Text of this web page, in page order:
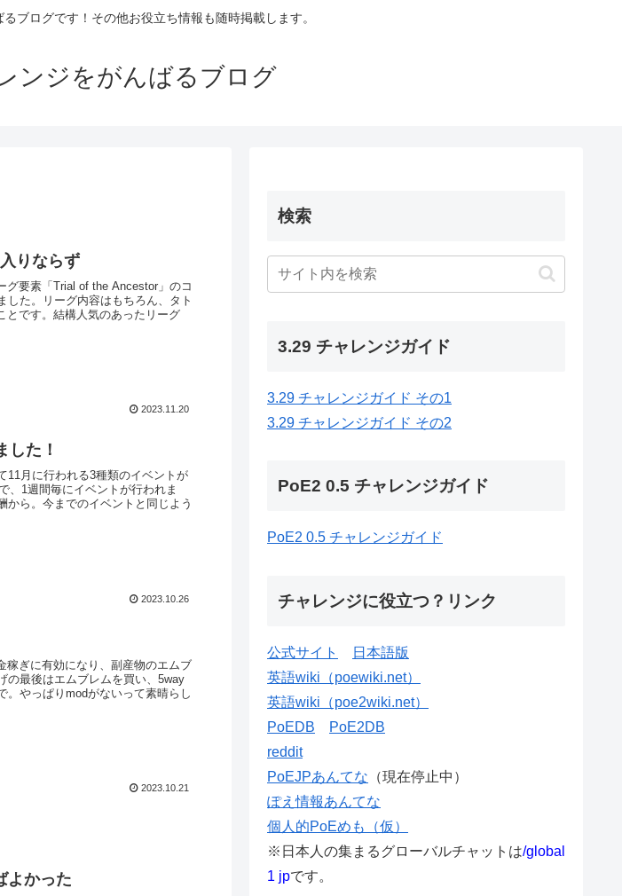
ブログです！その他お役立ち情報も随時掲載します。
ンジをがんばるブログ
りならず
グ要素「Trial of the Ancestor」のコ
した。リーグ内容はもちろん、タト
とです。結構人気のあったリーグ
2023.11.20
した！
11月に行われる3種類のイベントが
、1週間毎にイベントが行われま
から。今までのイベントと同じよう
2023.10.26
稼ぎに有効になり、副産物のエムブ
の最後はエムブレムを買い、5way
やっぱりmodがないって素晴らし
2023.10.21
よかった
検索
3.29 チャレンジガイド
3.29 チャレンジガイド その1
3.29 チャレンジガイド その2
PoE2 0.5 チャレンジガイド
PoE2 0.5 チャレンジガイド
チャレンジに役立つ？リンク
公式サイト
日本語版
英語wiki（poewiki.net）
英語wiki（poe2wiki.net）
PoEDB
PoE2DB
reddit
PoEJPあんてな （現在停止中）
ぽえ情報あんてな
個人的PoEめも（仮）
※日本人の集まるグローバルチャットは/global
1 jpです。